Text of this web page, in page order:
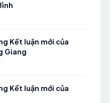
Kết luận mới của
Giang
Kết luận mới của